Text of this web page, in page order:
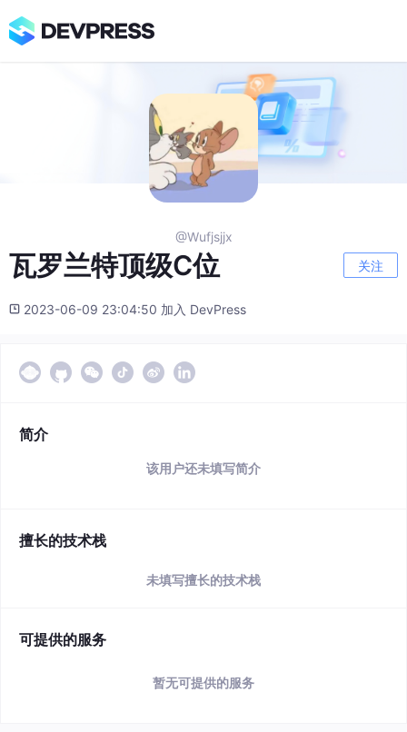
@Wufjsjjx
瓦罗兰特顶级C位 关注
2023-06-09 23:04:50 加入 DevPress
简介
该用户还未填写简介
擅长的技术栈
未填写擅长的技术栈
可提供的服务
暂无可提供的服务